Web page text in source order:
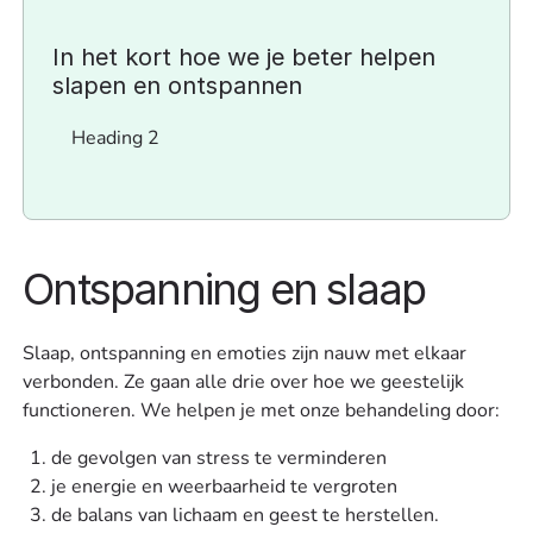
In het kort hoe we je beter helpen
slapen en ontspannen
Heading 2
Ontspanning en slaap
Slaap, ontspanning en emoties zijn nauw met elkaar
verbonden. Ze gaan alle drie over hoe we geestelijk
functioneren. We helpen je met onze behandeling door:
de gevolgen van stress te verminderen
je energie en weerbaarheid te vergroten
de balans van lichaam en geest te herstellen.